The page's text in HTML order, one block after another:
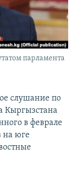
парламента
слушание по
Кыргызстана
в феврале
на юге